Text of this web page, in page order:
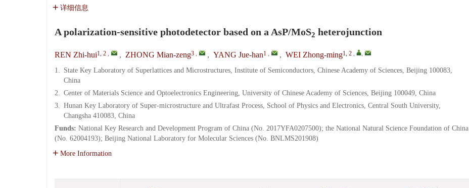
详细信息
A polarization-sensitive photodetector based on a AsP/MoS2 heterojunction
REN Zhi-hui1, 2 , , ZHONG Mian-zeng3 , , YANG Jue-han1 , , WEI Zhong-ming1, 2 , ,
1. State Key Laboratory of Superlattices and Microstructures, Institute of Semiconductors, Chinese Academy of Sciences, Beijing 100083,
China
2. Center of Materials Science and Optoelectronics Engineering, University of Chinese Academy of Sciences, Beijing 100049, China
3. Hunan Key Laboratory of Super-microstructure and Ultrafast Process, School of Physics and Electronics, Central South University,
Changsha 410083, China
Funds: National Key Research and Development Program of China (No. 2017YFA0207500); the National Natural Science Foundation of China
(No. 62004193); Beijing National Laboratory for Molecular Sciences (No. BNLMS201908)
More Information